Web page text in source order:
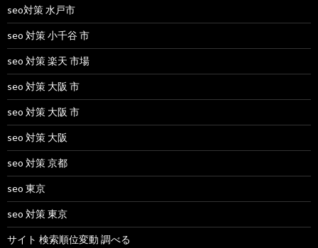
seo対策 水戸市
seo 対策 小千谷 市
seo 対策 楽天 市場
seo 対策 大阪 市
seo 対策 大阪 市
seo 対策 大阪
seo 対策 京都
seo 東京
seo 対策 東京
サイト 検索順位変動 調べる